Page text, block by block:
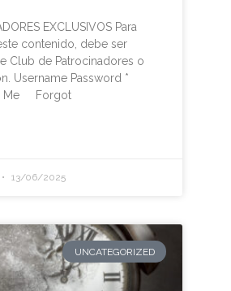
EXCLUSIVOS Para
contenido, debe ser
Club de Patrocinadores o
Username Password *
Me Forgot
13/06/2025
UNCATEGORIZED